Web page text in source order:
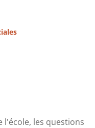
l'école, les questions